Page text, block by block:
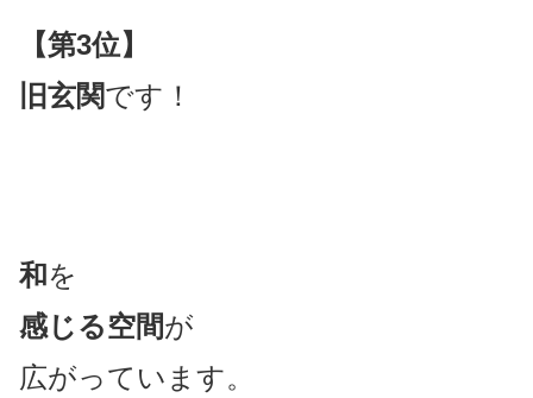
【第3位】
旧玄関です！
和 を
感じる空間が
広がっています。